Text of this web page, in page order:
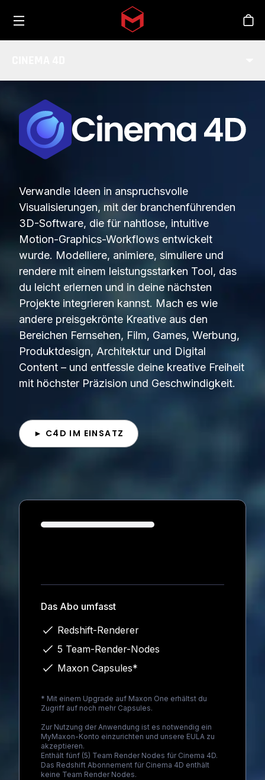
Skip to main content
Verwandle Ideen in anspruchsvolle
Visualisierungen, mit der branchenführenden
3D-Software, die für nahtlose, intuitive
Motion-Graphics-Workflows entwickelt
wurde. Modelliere, animiere, simuliere und
rendere mit einem leistungsstarken Tool, das
du leicht erlernen und in deine nächsten
Projekte integrieren kannst. Mach es wie
andere preisgekrönte Kreative aus den
Bereichen Fernsehen, Film, Games, Werbung,
Produktdesign, Architektur und Digital
Content – und entfessle deine kreative Freiheit
mit höchster Präzision und Geschwindigkeit.
► C4D IM EINSATZ
Loading...
Das Abo umfasst
Redshift-Renderer
5 Team-Render-Nodes
Maxon Capsules*
* Mit einem Upgrade auf Maxon One erhältst du
Zugriff auf noch mehr Capsules.
Zur Nutzung der Anwendung ist es notwendig ein
MyMaxon-Konto einzurichten und unsere EULA zu
akzeptieren.
Enthält fünf (5) Team Render Nodes für Cinema 4D.
Das Redshift Abonnement für Cinema 4D enthält
keine Team Render Nodes.